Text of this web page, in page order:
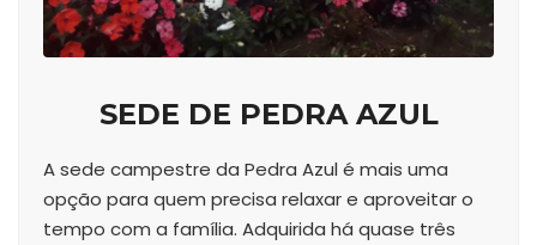
SEDE DE PEDRA AZUL
A sede campestre da Pedra Azul é mais uma
opção para quem precisa relaxar e aproveitar o
tempo com a família. Adquirida há quase três